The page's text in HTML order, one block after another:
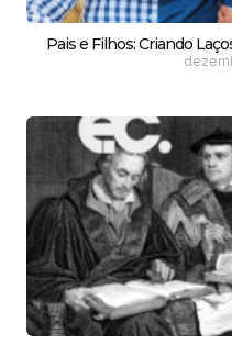
Pais e Filhos: Criando